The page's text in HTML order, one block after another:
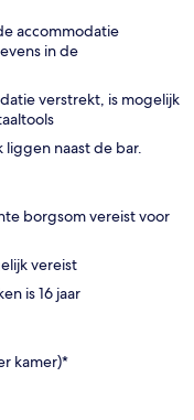
accommodatie
in de
verstrekt, is mogelijk
naast de bar.
borgsom vereist voor
vereist
is 16 jaar
kamer)*